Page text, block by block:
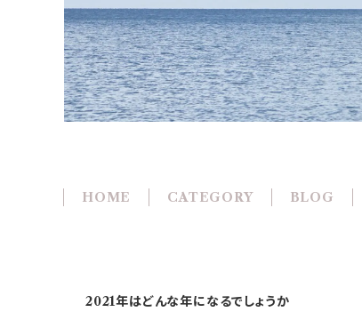
HOME CATEGORY BLOG
2021年はどんな年になるでしょうか